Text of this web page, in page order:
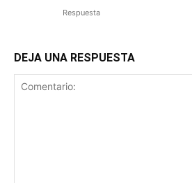
Respuesta
DEJA UNA RESPUESTA